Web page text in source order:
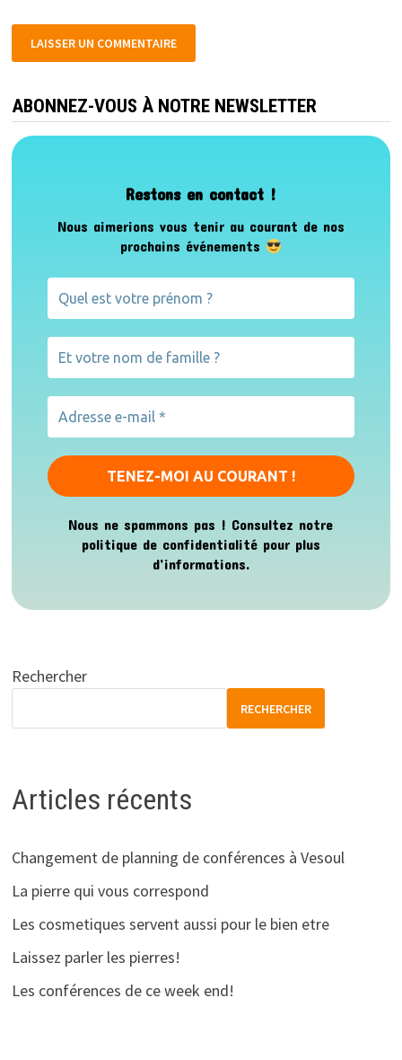
ABONNEZ-VOUS À NOTRE NEWSLETTER
Restons en contact !
Nous aimerions vous tenir au courant de nos
prochains événements
Nous ne spammons pas ! Consultez notre
politique de confidentialitépour plus
d’informations.
Rechercher
RECHERCHER
Articles récents
Changement de planning de conférences à Vesoul
La pierre qui vous correspond
Les cosmetiques servent aussi pour le bien etre
Laissez parler les pierres!
Les conférences de ce week end!